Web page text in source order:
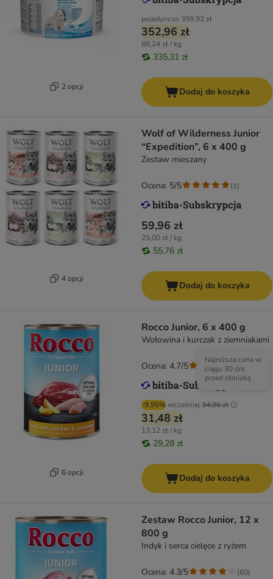
2 opcji
pojedynczo 359,92 zł
352,96 zł
88,24 zł / kg
335,31 zł
Dodaj do koszyka
4 opcji
Wolf of Wilderness Junior
“Expedition”, 6 x 400 g
Zestaw mieszany
59,96 zł
25,00 zł / kg
55,76 zł
Ocena: 5/5 (1)
Dodaj do koszyka
6 opcji
Rocco Junior, 6 x 400 g
Wołowina i kurczak z ziemniakami
-9.95%wcześniej 34,96 zł
Najniższa cena w
ciągu 30 dni
przed obniżką
31,48 zł
13,12 zł / kg
29,28 zł
Ocena: 4.7/5 (43
Dodaj do koszyka
Zestaw Rocco Junior, 12 x
800 g
Indyk i serca cielęce z ryżem
Ocena: 4.3/5 (60)